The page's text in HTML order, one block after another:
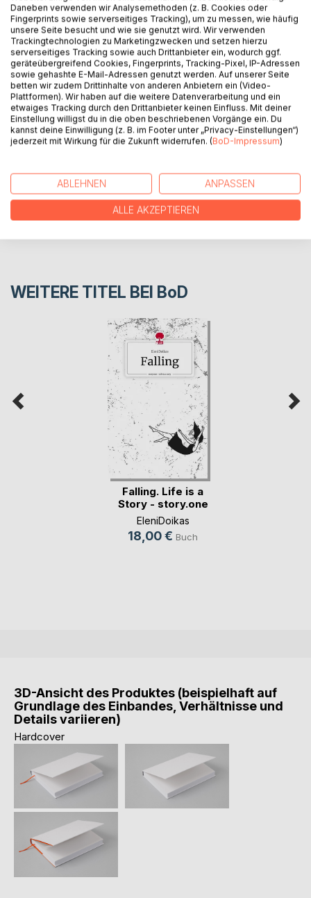
überfordernd.
Da gibt es so viel, das in einem Selbst vorgeht und noch
viel mehr, das von einem erwartet wird.
Das hier, das ist die Geschichten von den struggles mit
Mitte zwanzig.
Herzlich Willkommen im Chaos.
AUTOR/IN
REZENSIONEN
WEITERE TITEL BEI BoD
Falling. Life is a
Story - story.one
EleniDoikas
18,00 € Buch
3D-Ansicht des Produktes (beispielhaft auf
Grundlage des Einbandes, Verhältnisse und
Details variieren)
Hardcover
Daneben verwenden wir Analysemethoden (z. B. Cookies oder
Fingerprints sowie serverseitiges Tracking), um zu messen, wie häufig
unsere Seite besucht und wie sie genutzt wird. Wir verwenden
Trackingtechnologien zu Marketingzwecken und setzen hierzu
serverseitiges Tracking sowie auch Drittanbieter ein, wodurch ggf.
geräteübergreifend Cookies, Fingerprints, Tracking-Pixel, IP-Adressen
sowie gehashte E-Mail-Adressen genutzt werden. Auf unserer Seite
betten wir zudem Drittinhalte von anderen Anbietern ein (Video-
Plattformen). Wir haben auf die weitere Datenverarbeitung und ein
etwaiges Tracking durch den Drittanbieter keinen Einfluss. Mit deiner
Einstellung willigst du in die oben beschriebenen Vorgänge ein. Du
kannst deine Einwilligung (z. B. im Footer unter „Privacy-Einstellungen“)
jederzeit mit Wirkung für die Zukunft widerrufen. (BoD-Impressum)
ABLEHNEN ANPASSEN
ALLE AKZEPTIEREN